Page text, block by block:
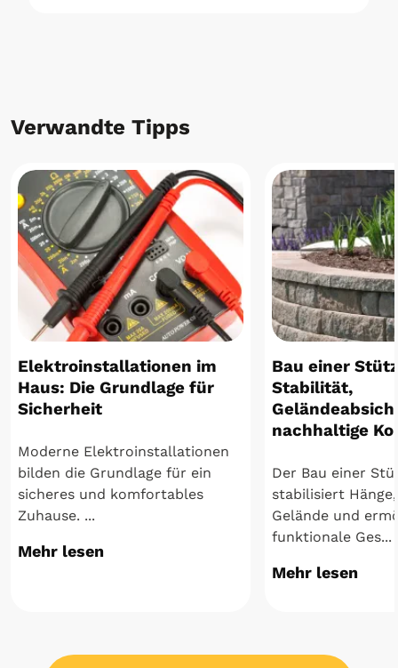
Verwandte Tipps
Elektroinstallationen im
Haus: Die Grundlage für
Sicherheit
Moderne Elektroinstallationen
bilden die Grundlage für ein
sicheres und komfortables
Zuhause. ...
Mehr lesen
Bau einer
Stabilität,
nachhaltige
Der Bau einer
stabilisiert
Gelände und
funktionale Ges...
Mehr lesen